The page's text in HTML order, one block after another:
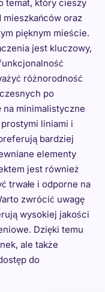
temat, który cieszy
oraz
pięknym mieście.
jest kluczowy,
różnorodność
po
minimalistyczne
liniami i
bardziej
elementy
jest również
trwałe i odporne na
zwrócić uwagę
wysokiej jakości
Dzięki temu
ale także
do